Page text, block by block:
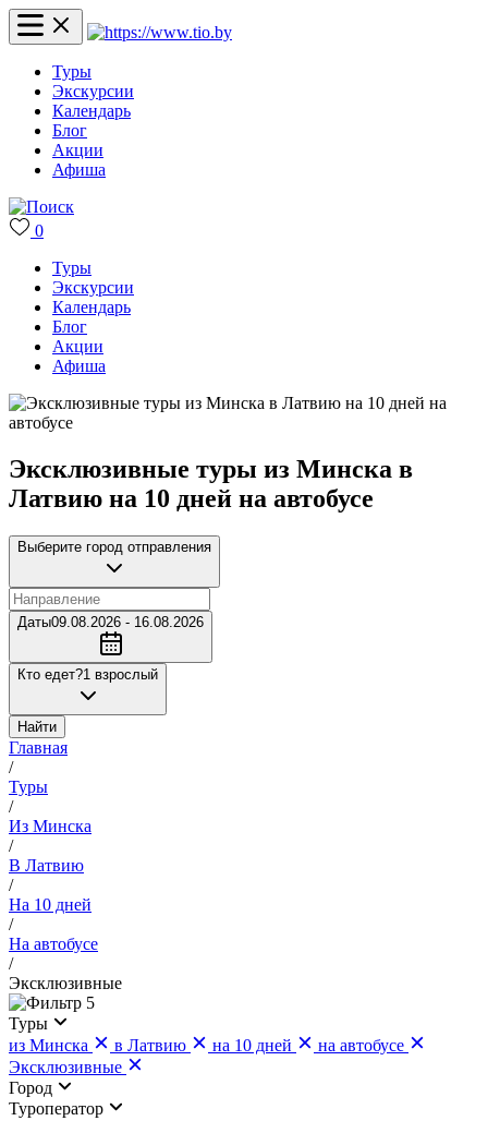
Туры
Экскурсии
Календарь
Блог
Акции
Афиша
0
Туры
Экскурсии
Календарь
Блог
Акции
Афиша
Эксклюзивные туры из Минска в
Латвию на 10 дней на автобусе
Выберите город отправления
Даты09.08.2026 - 16.08.2026
Кто едет?1 взрослый
Найти
Главная
/
Туры
/
Из Минска
/
В Латвию
/
На 10 дней
/
На автобусе
/
Эксклюзивные
5
Туры
из Минска
в Латвию на 10 дней
на автобусе
Эксклюзивные
Город
Туроператор